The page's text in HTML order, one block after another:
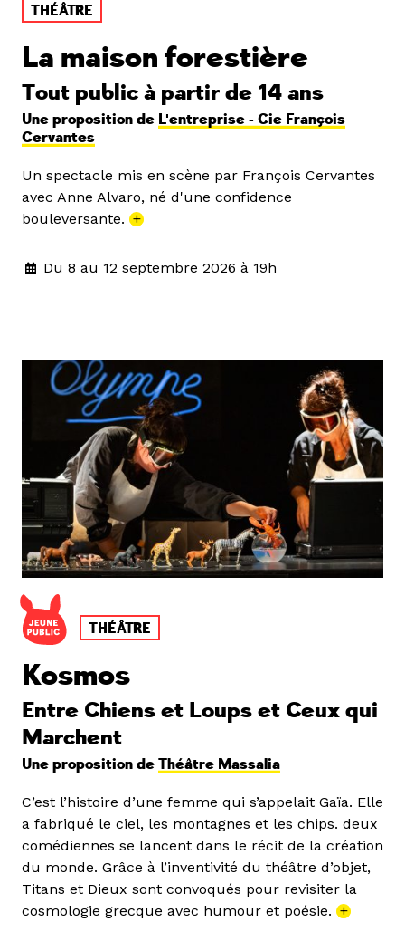
THÉÂTRE
La maison forestière
Tout public à partir de 14 ans
Une proposition de L'entreprise - Cie François
Cervantes
Un spectacle mis en scène par François Cervantes
avec Anne Alvaro, né d'une confidence
bouleversante. +
Du 8 au 12 septembre 2026 à 19h
THÉÂTRE
Kosmos
Entre Chiens et Loups et Ceux qui
Marchent
Une proposition de Théâtre Massalia
C’est l’histoire d’une femme qui s’appelait Gaïa. Elle
a fabriqué le ciel, les montagnes et les chips. deux
comédiennes se lancent dans le récit de la création
du monde. Grâce à l’inventivité du théâtre d’objet,
Titans et Dieux sont convoqués pour revisiter la
cosmologie grecque avec humour et poésie. +